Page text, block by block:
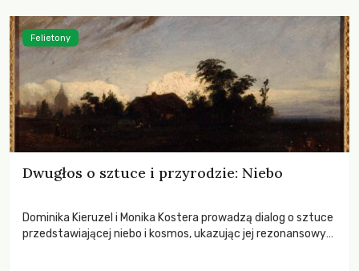
Dwugłos o sztuce i przyrodzie: Niebo
Dominika Kieruzel i Monika Kostera prowadzą dialog o sztuce
przedstawiającej niebo i kosmos, ukazując jej rezonansowy
Felietony